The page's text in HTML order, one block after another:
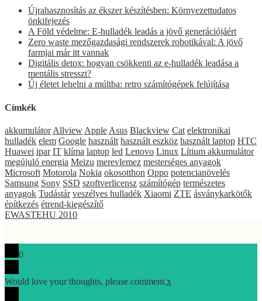
Újrahasznosítás az ékszer készítésben: Környezettudatos
önkifejezés
A Föld védelme: E-hulladék leadás a jövő generációjáért
Zero waste mezőgazdasági rendszerek robotikával: A jövő
farmjai már itt vannak
Digitális detox: hogyan csökkenti az e-hulladék leadása a
mentális stresszt?
Új életet lehelni a múltba: retro számítógépek felújítása
Címkék
akkumulátor Allview Apple Asus Blackview Cat elektronikai
hulladék elem Google használt használt eszköz használt laptop HTC
Huawei ipar IT klíma laptop led Lenovo Linux Lítium akkumulátor
megújuló energia Meizu merevlemez mesterséges anyagok
Microsoft Motorola Nokia okosotthon Oppo potencianövelés
Samsung Sony SSD szoftverlicensz számítógép természetes
anyagok Tudástár veszélyes hulladék Xiaomi ZTE ásványkarkötők
építkezés étrend-kiegészítő
EWASTEHU 2010
0
Would love your thoughts, please comment.x